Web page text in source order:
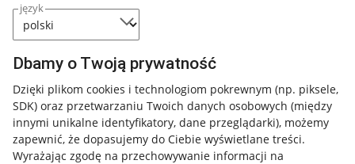
język
Dbamy o Twoją prywatność
Dzięki plikom cookies i technologiom pokrewnym (np. piksele,
SDK) oraz przetwarzaniu Twoich danych osobowych (między
innymi unikalne identyfikatory, dane przeglądarki), możemy
zapewnić, że dopasujemy do Ciebie wyświetlane treści.
Wyrażając zgodę na przechowywanie informacji na